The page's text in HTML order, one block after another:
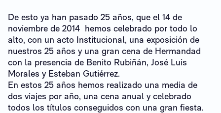
De esto ya han pasado 25 años, que el 14 de
noviembre de 2014 hemos celebrado por todo lo
alto, con un acto Institucional, una exposición de
nuestros 25 años y una gran cena de Hermandad
con la presencia de Benito Rubiñán, José Luis
Morales y Esteban Gutiérrez.
En estos 25 años hemos realizado una media de
dos viajes por año, una cena anual y celebrado
todos los títulos conseguidos con una gran fiesta.